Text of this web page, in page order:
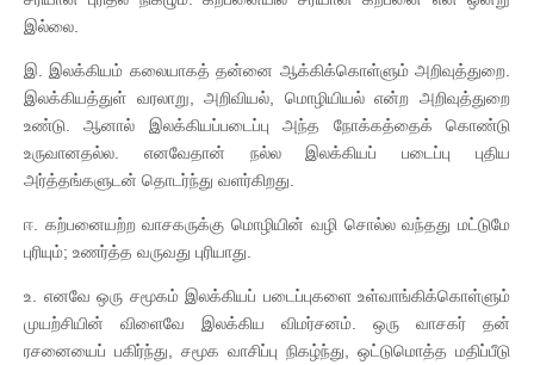
இல்லை.
இ. இலக்கியம் கலையாகத் தன்னை ஆக்கிக்கொள்ளும் அறிவுத்துறை.
இலக்கியத்துள் வரலாறு, அறிவியல், மொழியியல் என்ற அறிவுத்துறை
உண்டு. ஆனால் இலக்கியப்படைப்பு அந்த நோக்கத்தைக் கொண்டு
உருவானதல்ல. எனவேதான் நல்ல இலக்கியப் படைப்பு புதிய
அர்த்தங்களுடன் தொடர்ந்து வளர்கிறது.
ஈ. கற்பனையற்ற வாசகருக்கு மொழியின் வழி சொல்ல வந்தது மட்டுமே
புரியும்; உணர்த்த வருவது புரியாது.
உ. எனவே ஒரு சமூகம் இலக்கியப் படைப்புகளை உள்வாங்கிக்கொள்ளும்
முயற்சியின் விளைவே இலக்கிய விமர்சனம். ஒரு வாசகர் தன்
ரசனையைப் பகிர்ந்து, சமூக வாசிப்பு நிகழ்ந்து, ஒட்டுமொத்த மதிப்பீடு